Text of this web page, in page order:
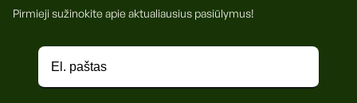
Pirmieji sužinokite apie aktualiausius pasiūlymus!